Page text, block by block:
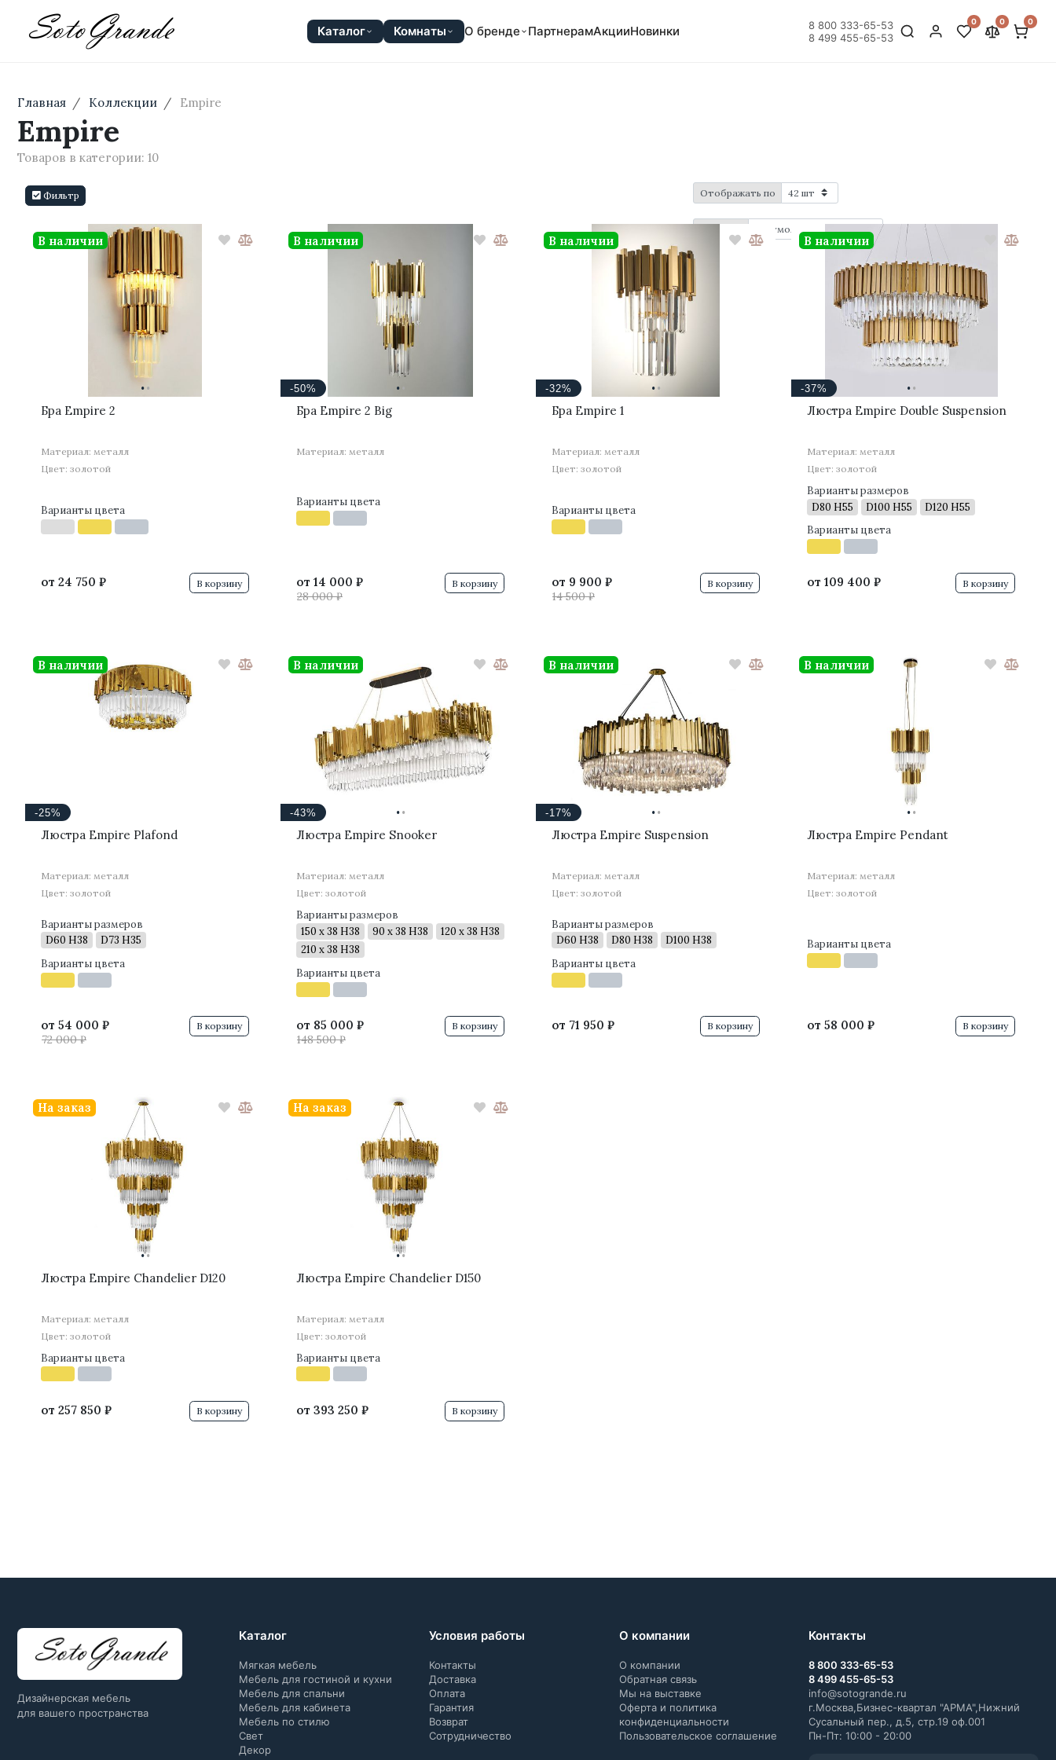
Каталог Комнаты О бренде ПартнерамАкцииНовинки
8 800 333-65-53
8 499 455-65-53
0 0 0
Главная Коллекции Empire
Empire
Товаров в категории: 10
Фильтр Отображать по
··
Бра Empire 2
Материал: металл
Цвет: золотой
Варианты цвета
от 24 750 ₽
В наличии
В корзину
··
-50%
Бра Empire 2 Big
Материал: металл
Варианты цвета
от 14 000 ₽
28 000 ₽
В наличии
В корзину
··
-32%
Бра Empire 1
Материал: металл
Цвет: золотой
Варианты цвета
от 9 900 ₽
14 500 ₽
В наличии
В корзину
··
-37%
Люстра Empire Double Suspension
Материал: металл
Цвет: золотой
Варианты размеров
D80 H55
D100 H55
D120 H55
Варианты цвета
от 109 400 ₽
В наличии
В корзину
-25%
Люстра Empire Plafond
Материал: металл
Цвет: золотой
Варианты размеров
D60 H38
D73 H35
Варианты цвета
от 54 000 ₽
72 000 ₽
В наличии
В корзину
··
-43%
Люстра Empire Snooker
Материал: металл
Цвет: золотой
Варианты размеров
150 x 38 H38
90 x 38 H38
120 x 38 H38
210 x 38 H38
Варианты цвета
от 85 000 ₽
148 500 ₽
В наличии
В корзину
··
-17%
Люстра Empire Suspension
Материал: металл
Цвет: золотой
Варианты размеров
D60 H38
D80 H38
D100 H38
Варианты цвета
от 71 950 ₽
В наличии
В корзину
··
Люстра Empire Pendant
Материал: металл
Цвет: золотой
Варианты цвета
от 58 000 ₽
В наличии
В корзину
··
Люстра Empire Chandelier D120
Материал: металл
Цвет: золотой
Варианты цвета
от 257 850 ₽
На заказ
В корзину
··
Люстра Empire Chandelier D150
Материал: металл
Цвет: золотой
Варианты цвета
от 393 250 ₽
На заказ
В корзину
Дизайнерская мебель
для вашего пространства
Каталог
Мягкая мебель
Мебель для гостиной и кухни
Мебель для спальни
Мебель для кабинета
Мебель по стилю
Свет
Декор
Условия работы
Контакты
Доставка
Оплата
Гарантия
Возврат
Сотрудничество
О компании
О компании
Обратная связь
Мы на выставке
Оферта и политика
конфиденциальности
Пользовательское соглашение
Контакты
8 800 333-65-53
8 499 455-65-53
info@sotogrande.ru
г.Москва,Бизнес-квартал "АРМА",Нижний
Сусальный пер., д.5, стр.19 оф.001
Пн-Пт: 10:00 - 20:00